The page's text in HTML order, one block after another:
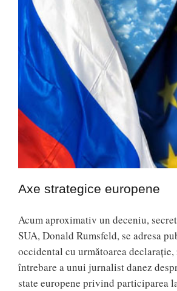
Axe strategice europene
Acum aproximativ un deceniu,
SUA, Donald Rumsfeld, se adresa
occidental cu următoarea declaraţie,
întrebare a unui jurnalist danez
state europene privind participarea